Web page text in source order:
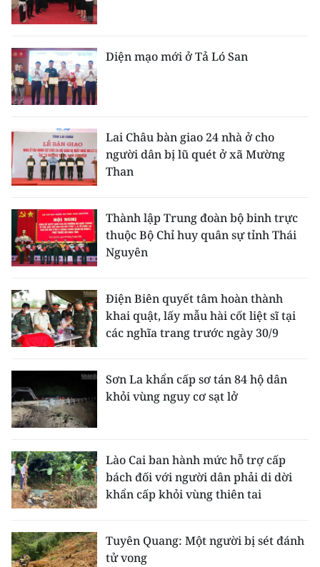
Diện mạo mới ở Tả Ló San
Lai Châu bàn giao 24 nhà ở cho
người dân bị lũ quét ở xã Mường
Than
Thành lập Trung đoàn bộ binh trực
thuộc Bộ Chỉ huy quân sự tỉnh Thái
Nguyên
Điện Biên quyết tâm hoàn thành
khai quật, lấy mẫu hài cốt liệt sĩ tại
các nghĩa trang trước ngày 30/9
Sơn La khẩn cấp sơ tán 84 hộ dân
khỏi vùng nguy cơ sạt lở
Lào Cai ban hành mức hỗ trợ cấp
bách đối với người dân phải di dời
khẩn cấp khỏi vùng thiên tai
Tuyên Quang: Một người bị sét đánh
tử vong